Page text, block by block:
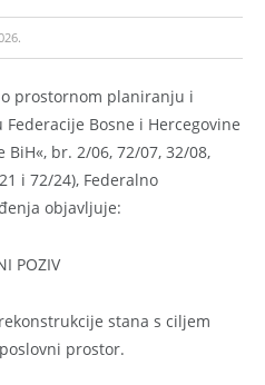
o prostornom planiranju i
Bosne i Hercegovine
br. 2/06, 72/07, 32/08,
i 72/24), Federalno
objavljuje:
POZIV
rekonstrukcije stana s ciljem
prostor.